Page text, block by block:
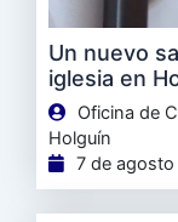
Un nuevo
iglesia en
Oficina de
Holguín
7 de